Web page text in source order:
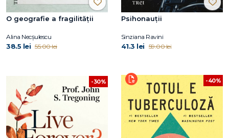
O geografie a fragilității
Alina Necșulescu
38.5 lei 55.00 lei
Psihonauții
Sinziana Ravini
41.3 lei 59.00 lei
-30% -40%